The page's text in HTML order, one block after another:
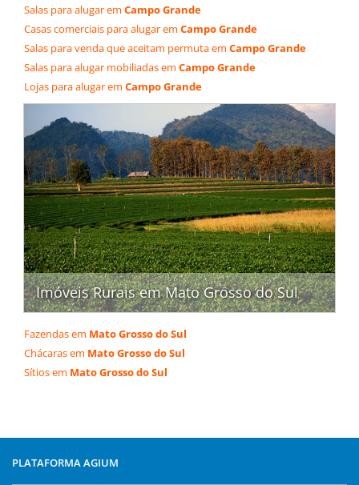
Salas para alugar em Campo Grande
Casas comerciais para alugar em Campo Grande
Salas para venda que aceitam permuta em Campo Grande
Salas para alugar mobiliadas em Campo Grande
Lojas para alugar em Campo Grande
Imóveis Rurais em Mato Grosso do Sul
Fazendas em Mato Grosso do Sul
Chácaras em Mato Grosso do Sul
Sítios em Mato Grosso do Sul
PLATAFORMA AGIUM